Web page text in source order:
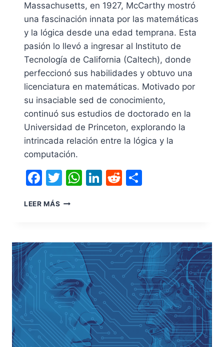
Massachusetts, en 1927, McCarthy mostró
una fascinación innata por las matemáticas
y la lógica desde una edad temprana. Esta
pasión lo llevó a ingresar al Instituto de
Tecnología de California (Caltech), donde
perfeccionó sus habilidades y obtuvo una
licenciatura en matemáticas. Motivado por
su insaciable sed de conocimiento,
continuó sus estudios de doctorado en la
Universidad de Princeton, explorando la
intrincada relación entre la lógica y la
computación.
Facebook
Twitter
WhatsApp
LinkedIn
Reddit
LEER MÁS